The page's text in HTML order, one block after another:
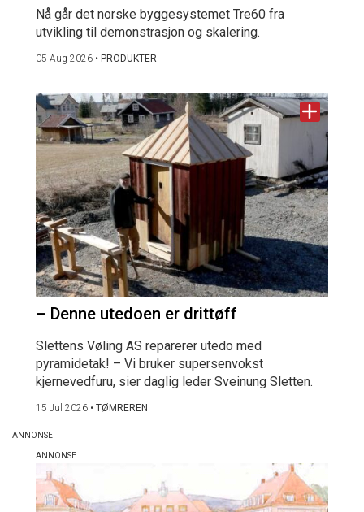
Nå går det norske byggesystemet Tre60 fra
utvikling til demonstrasjon og skalering.
05 Aug 2026 • PRODUKTER
– Denne utedoen er drittøff
Slettens Vøling AS reparerer utedo med
pyramidetak! – Vi bruker supersenvokst
kjernevedfuru, sier daglig leder Sveinung Sletten.
15 Jul 2026 • TØMREREN